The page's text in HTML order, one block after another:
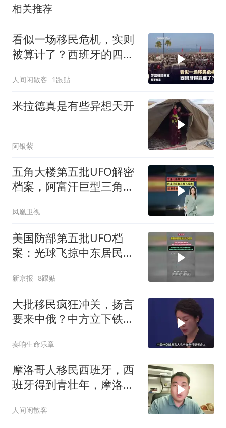
相关推荐
看似一场移民危机，实则
被算计了？西班牙的四个
人间闲散客 1跟贴
米拉德真是有些异想天开
阿银紫
五角大楼第五批UFO解密
档案，阿富汗巨型三角飞
凤凰卫视
美国防部第五批UFO档
案：光球飞掠中东居民区
星光
新京报 8跟贴
大批移民疯狂冲关，扬言
要来中俄？中方立下铁
奏响生命乐章
摩洛哥人移民西班牙，西
班牙得到青壮年，摩洛哥
人间闲散客